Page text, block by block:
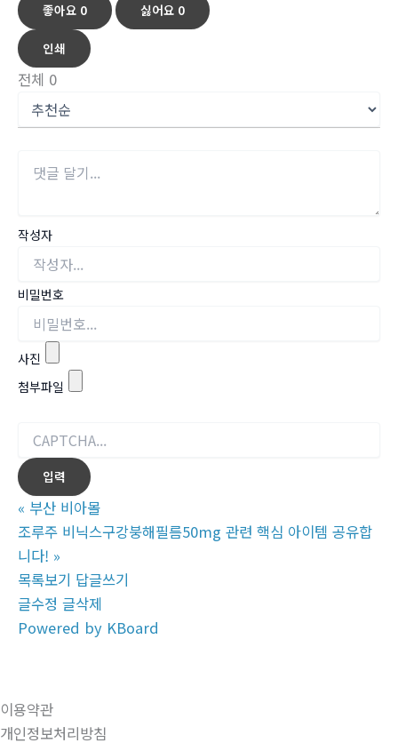
좋아요 0 싫어요 0
인쇄
전체 0
작성자
비밀번호
사진
첨부파일
« 부산 비아몰
조루주 비닉스구강붕해필름50mg 관련 핵심 아이템 공유합
니다! »
목록보기 답글쓰기
글수정 글삭제
Powered by KBoard
이용약관
개인정보처리방침